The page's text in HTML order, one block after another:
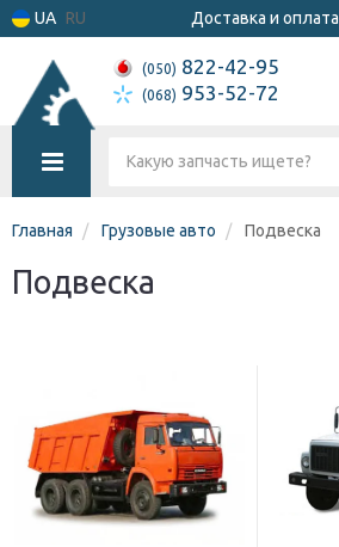
UA RU Доставка и оплата
(050) 822-42-95
(068) 953-52-72
Главная Грузовые авто Подвеска
Подвеска